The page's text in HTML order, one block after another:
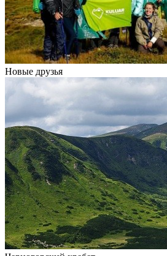
Новые друзья